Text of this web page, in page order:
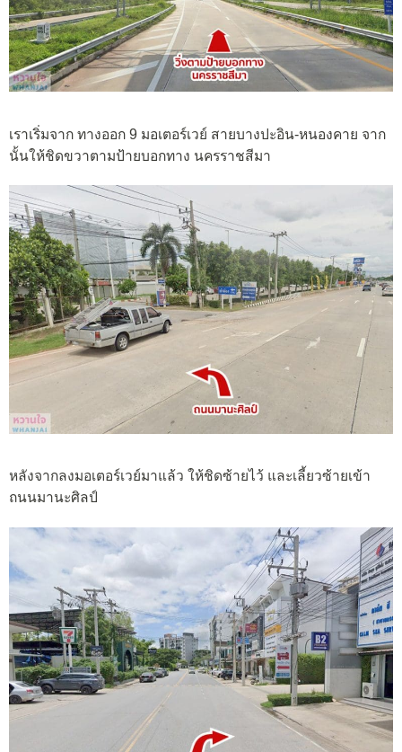
เราเริ่มจาก ทางออก 9 มอเตอร์เวย์ สายบางปะอิน-หนองคาย จาก
นั้นให้ชิดขวาตามป้ายบอกทาง นครราชสีมา
หลังจากลงมอเตอร์เวย์มาแล้ว ให้ชิดซ้ายไว้ และเลี้ยวซ้ายเข้า
ถนนมานะศิลป์